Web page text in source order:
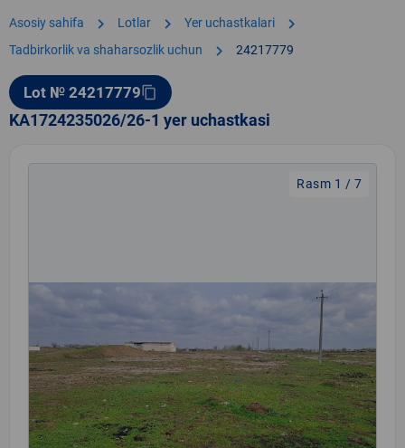
Asosiy sahifa chevron_right Lotlar chevron_right Yer uchastkalari chevron_right
Tadbirkorlik va shaharsozlik uchun chevron_right 24217779
Lot № 24217779content_copy
KA1724235026/26-1 yer uchastkasi
Rasm 1 / 7